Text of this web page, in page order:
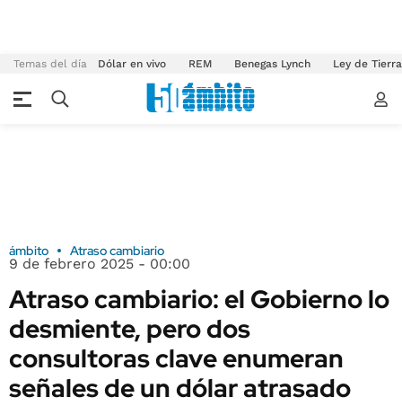
Temas del día Dólar en vivo REM Benegas Lynch Ley de
ámbito Atraso cambiario
9 de febrero 2025 - 00:00
Atraso cambiario: el Gobierno lo
desmiente, pero dos
consultoras clave enumeran
señales de un dólar atrasado